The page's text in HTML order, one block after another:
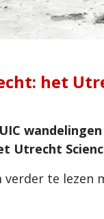
het
Utrecht
te lezen